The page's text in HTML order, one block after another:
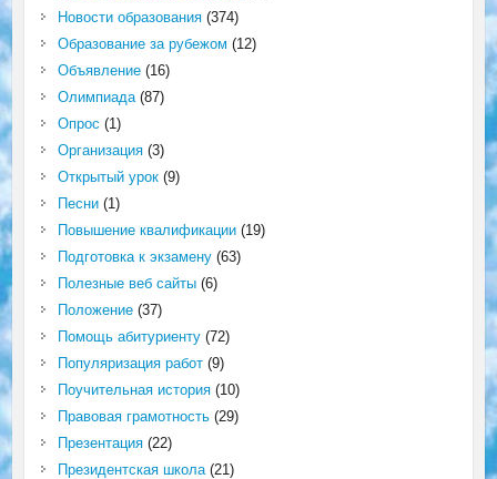
Новости образования(374)
Образование за рубежом (12)
Объявление(16)
Олимпиада(87)
Опрос (1)
Организация(3)
Открытый урок(9)
Песни(1)
Повышение квалификации(19)
Подготовка к экзамену(63)
Полезные веб сайты(6)
Положение(37)
Помощь абитуриенту(72)
Популяризация работ(9)
Поучительная история(10)
Правовая грамотность(29)
Презентация(22)
Президентская школа(21)